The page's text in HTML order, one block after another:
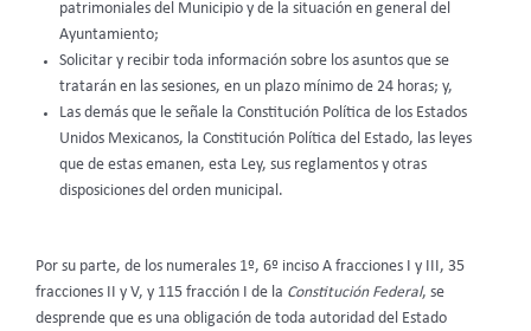
patrimoniales del Municipio y de la situación en general del
Ayuntamiento;
Solicitar y recibir toda información sobre los asuntos que se
tratarán en las sesiones, en un plazo mínimo de 24 horas; y,
Las demás que le señale la Constitución Política de los Estados
Unidos Mexicanos, la Constitución Política del Estado, las leyes
que de estas emanen, esta Ley, sus reglamentos y otras
disposiciones del orden municipal.
Por su parte, de los numerales 1º, 6º inciso A fracciones I y III, 35
fracciones II y V, y 115 fracción I de la Constitución Federal, se
desprende que es una obligación de toda autoridad del Estado